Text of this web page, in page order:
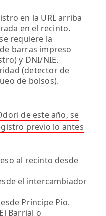
en la URL arriba
en el recinto.
requiere la
barras impreso
y DNI/NIE.
(detector de
de bolsos).
de este año, se
previo lo antes
al recinto desde
el intercambiador
Príncipe Pío.
Barrial o